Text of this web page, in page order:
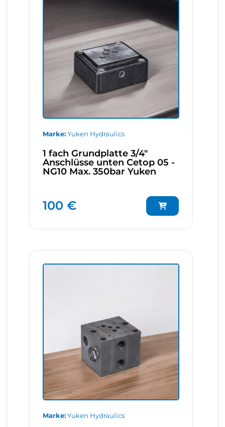
Marke Yuken Hydraulics
1 fach Grundplatte 3/4"
Anschlüsse unten Cetop 05 -
NG10 Max. 350bar Yuken
100 €
Marke Yuken Hydraulics